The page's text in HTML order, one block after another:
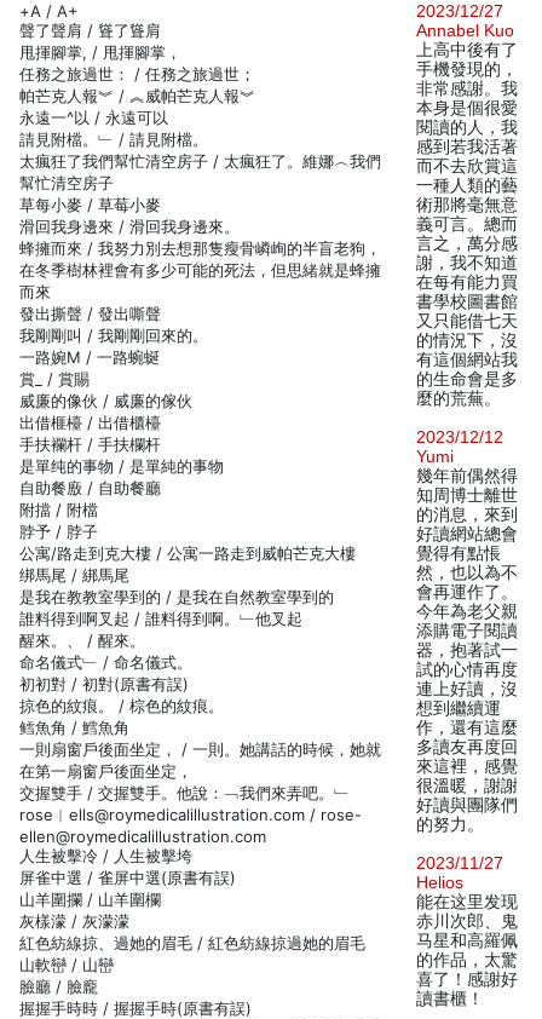
+A / A+
聲了聲肩 / 聳了聳肩
甩揮腳掌, / 甩揮腳掌，
任務之旅過世： / 任務之旅過世；
帕芒克人報︾ / ︽威帕芒克人報︾
永遠一^以 / 永遠可以
請見附檔。﹂ / 請見附檔。
太瘋狂了我們幫忙清空房子 / 太瘋狂了。維娜︵我們
幫忙清空房子
草每小麥 / 草莓小麥
滑回我身邊來 / 滑回我身邊來。
蜂擁而來 / 我努力別去想那隻瘦骨嶙峋的半盲老狗，
在冬季樹林裡會有多少可能的死法，但思緒就是蜂擁
而來
發出撕聲 / 發出嘶聲
我剛剛叫 / 我剛剛回來的。
一路婉M / 一路蜿蜒
賞_ / 賞賜
威廉的像伙 / 威廉的傢伙
出借榧檯 / 出借櫃檯
手扶襴杆 / 手扶欄杆
是單纯的事物 / 是單純的事物
自助餐廒 / 自助餐廳
附擋 / 附檔
脖予 / 脖子
公寓/路走到克大樓 / 公寓一路走到威帕芒克大樓
绑馬尾 / 綁馬尾
是我在教教室學到的 / 是我在自然教室學到的
誰料得到啊叉起 / 誰料得到啊。﹂他叉起
醒來。、 / 醒來。
命名儀式﹂ / 命名儀式。
初初對 / 初對(原書有誤)
掠色的紋痕。 / 棕色的紋痕。
鳕魚角 / 鱈魚角
一則扇窗戶後面坐定， / 一則。她講話的時候，她就
在第一扇窗戶後面坐定，
交握雙手 / 交握雙手。他說：﹁我們來弄吧。﹂
rose︱ells@roymedicalillustration.com / rose-
ellen@roymedicalillustration.com
人生被擊冷 / 人生被擊垮
屏雀中選 / 雀屏中選(原書有誤)
山羊圍攔 / 山羊圍欄
灰樣濛 / 灰濛濛
紅色紡線掠、過她的眉毛 / 紅色紡線掠過她的眉毛
山軟巒 / 山巒
臉廳 / 臉龐
握握手時時 / 握握手時(原書有誤)
2023/12/27
Annabel Kuo
上高中後有了
手機發現的，
非常感謝。我
本身是個很愛
閱讀的人，我
感到若我活著
而不去欣賞這
一種人類的藝
術那將毫無意
義可言。總而
言之，萬分感
謝，我不知道
在每有能力買
書學校圖書館
又只能借七天
的情況下，沒
有這個網站我
的生命會是多
麼的荒蕪。
2023/12/12
Yumi
幾年前偶然得
知周博士離世
的消息，來到
好讀網站總會
覺得有點悵
然，也以為不
會再運作了。
今年為老父親
添購電子閱讀
器，抱著試一
試的心情再度
連上好讀，沒
想到繼續運
作，還有這麼
多讀友再度回
來這裡，感覺
很溫暖，謝謝
好讀與團隊們
的努力。
2023/11/27
Helios
能在这里发现
赤川次郎、鬼
马星和高羅佩
的作品，太驚
喜了！感謝好
讀書櫃！